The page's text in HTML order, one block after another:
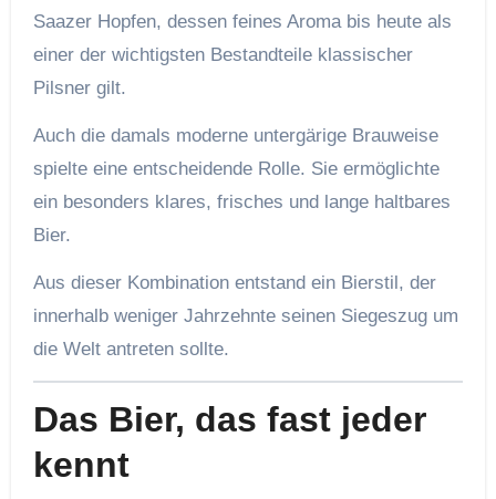
Saazer Hopfen, dessen feines Aroma bis heute als
einer der wichtigsten Bestandteile klassischer
Pilsner gilt.
Auch die damals moderne untergärige Brauweise
spielte eine entscheidende Rolle. Sie ermöglichte
ein besonders klares, frisches und lange haltbares
Bier.
Aus dieser Kombination entstand ein Bierstil, der
innerhalb weniger Jahrzehnte seinen Siegeszug um
die Welt antreten sollte.
Das Bier, das fast jeder
kennt